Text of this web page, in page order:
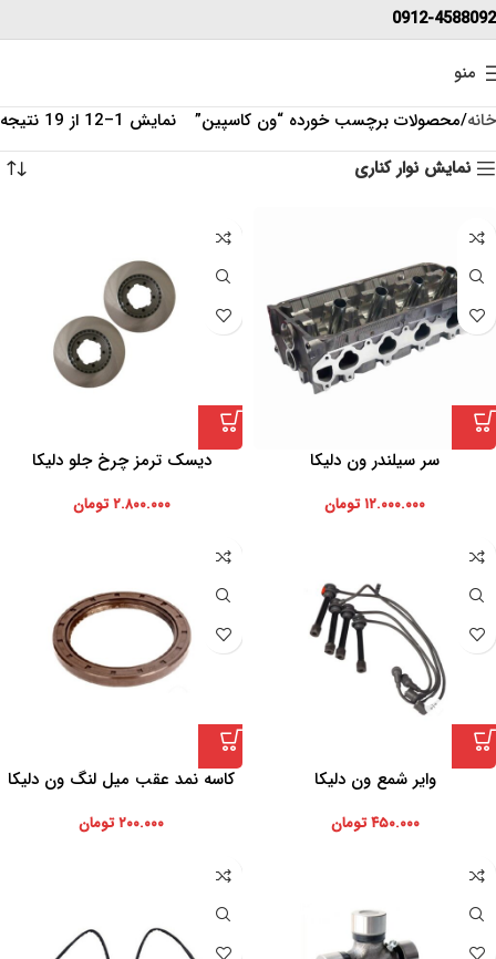
0912-4588092
منو
خانه محصولات برچسب خورده “ون کاسپین”
نمایش 1–12 از 19 نتیجه
نمایش نوار کناری
سر سیلندر ون دلیکا
۱۲.۰۰۰.۰۰۰تومان
دیسک ترمز چرخ جلو دلیکا
۲.۸۰۰.۰۰۰ تومان
وایر شمع ون دلیکا
۴۵۰.۰۰۰ تومان
کاسه نمد عقب میل لنگ ون دلیکا
۲۰۰.۰۰۰تومان